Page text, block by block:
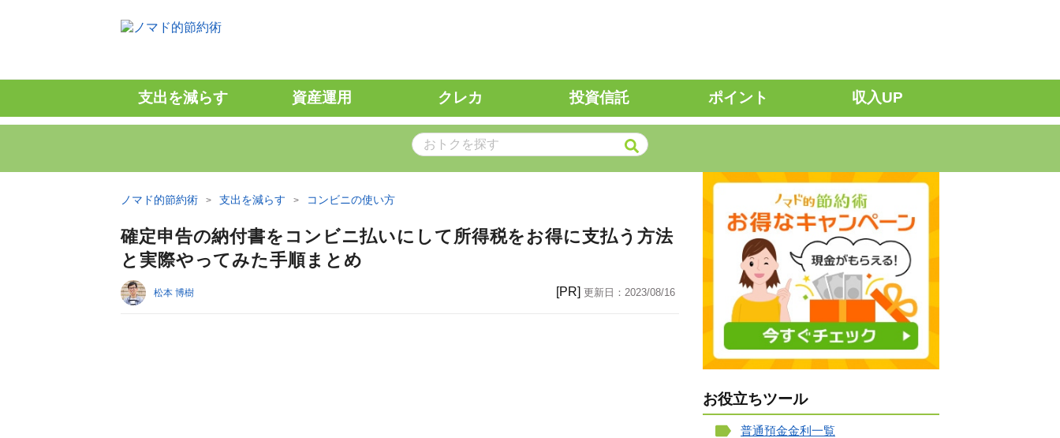
支出を減らす 資産運用 クレカ 投資信託 ポイント 収入UP
ノマド的節約術 支出を減らす コンビニの使い方
確定申告の納付書をコンビニ払いにして所得税をお得に支払う方法
と実際やってみた手順まとめ
松本 博樹 [PR] 更新日： 2023/08/16
お役立ちツール
普通預金金利一覧